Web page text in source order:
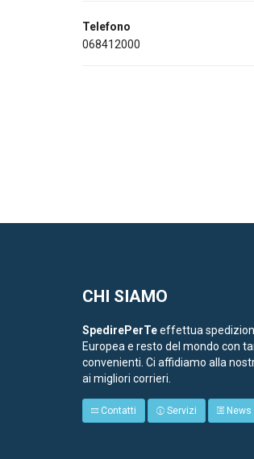
Telefono
068412000
CHI SIAMO
SpedirePerTeeffettua
Europea e resto del mondo con
convenienti. Ci affidiamo alla
ai migliori corrieri.
Contatti Servizi News